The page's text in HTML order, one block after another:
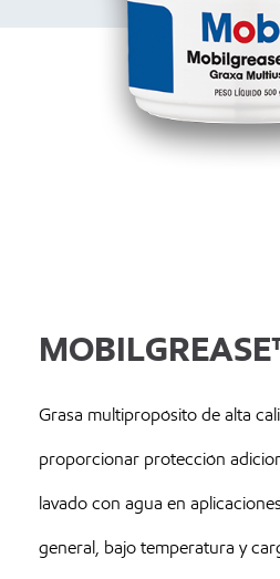
Grasa multipropósito de alta
proporcionar protección
lavado con agua en
general, bajo temperatura y